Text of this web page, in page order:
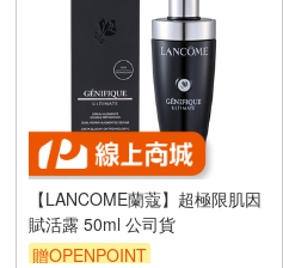
【LANCOME蘭蔻】超極限肌因
賦活露 50ml 公司貨
贈OPENPOINT